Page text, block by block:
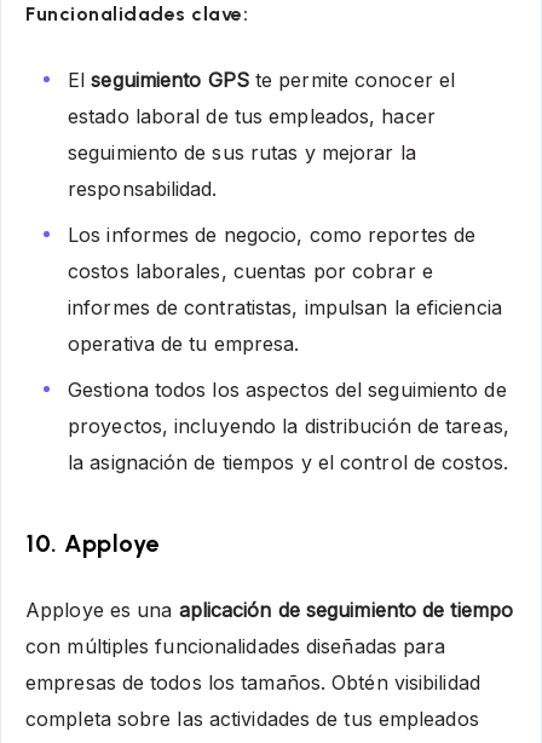
Funcionalidades clave:
Elseguimiento GPSte permite conocer el
estado laboral de tus empleados, hacer
seguimiento de sus rutas y mejorar la
responsabilidad.
Los informes de negocio, como reportes de
costos laborales, cuentas por cobrar e
informes de contratistas, impulsan la eficiencia
operativa de tu empresa.
Gestiona todos los aspectos del seguimiento de
proyectos, incluyendo la distribución de tareas,
la asignación de tiempos y el control de costos.
10. Apploye
Apploye es una aplicación de seguimiento de tiempo
con múltiples funcionalidades diseñadas para
empresas de todos los tamaños. Obtén visibilidad
completa sobre las actividades de tus empleados